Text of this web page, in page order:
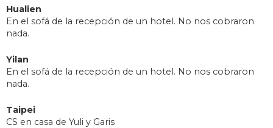
Hualien
En el sofá de la recepción de un hotel. No nos cobraron
nada.
Yilan
En el sofá de la recepción de un hotel. No nos cobraron
nada.
Taipei
CS en casa de Yuli y Garis